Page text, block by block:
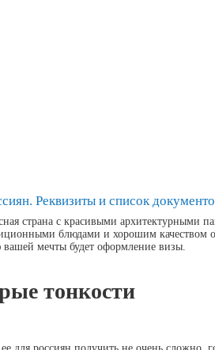
Реквизиты и список
страна с красивыми архитектурными
блюдами и хорошим качеством
мечты будет оформление визы.
тонкости